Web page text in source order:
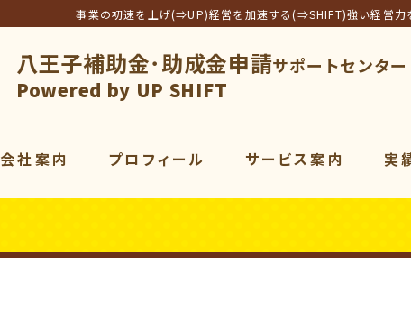
事業の初速を上げ(⇒UP)経営を加速する(⇒SHIFT)強い経営力
アップシフト合同会社
八王子補助金･助成金申請サポートセンター
Powered by UP SHIFT
会社案内 プロフィール
サービス案内
サービス一覧
実